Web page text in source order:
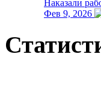
Наказали
Фев 9, 2026